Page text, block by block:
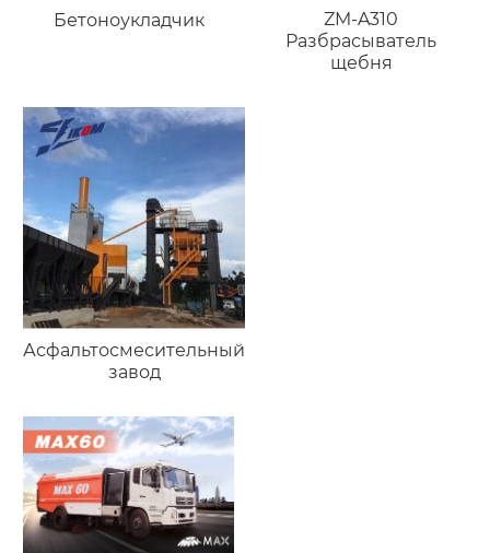
Бетоноукладчик
ZM-A310
Разбрасыватель
щебня
Асфальтосмесительный
завод